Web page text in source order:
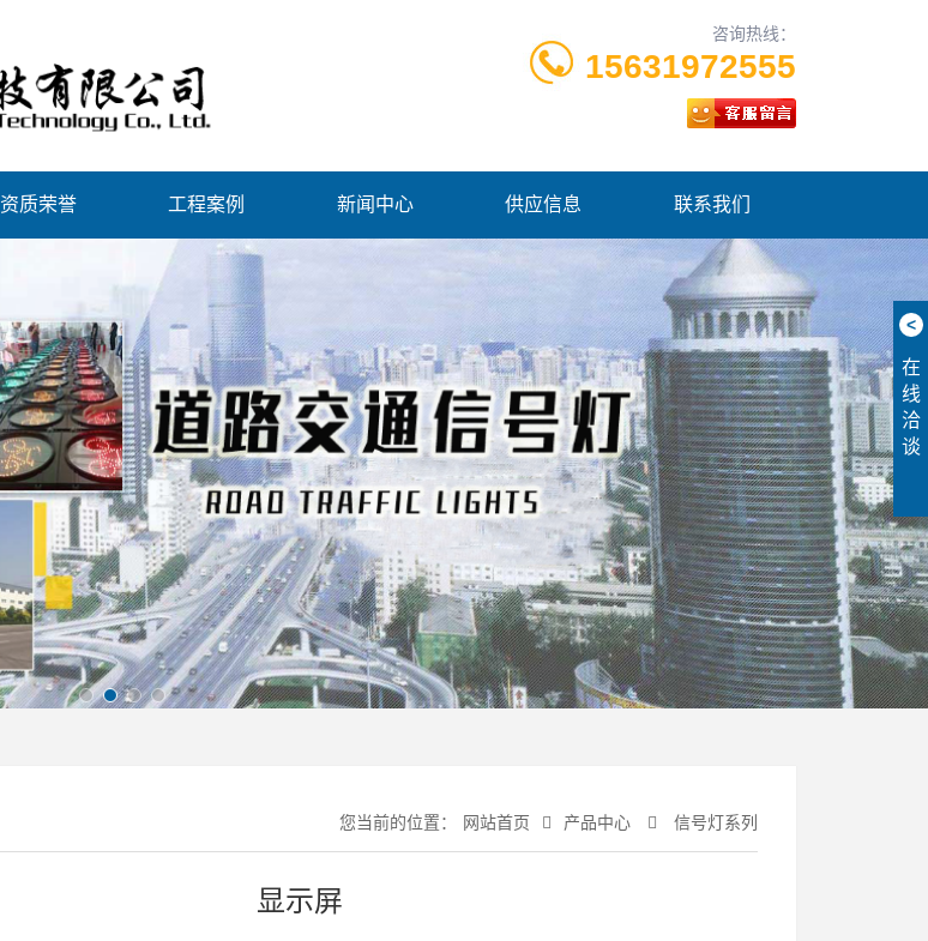
咨询热线：
15631972555
资质荣誉 工程案例 新闻中心 供应信息 联系我们
您当前的位置： 网站首页 产品中心 信号灯系列
显示屏
<
在
线
洽
谈